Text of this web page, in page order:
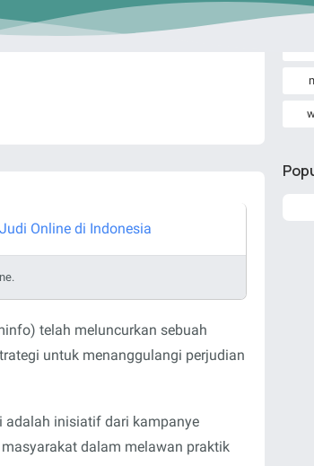
telah meluncurkan sebuah
untuk menanggulangi perjudian
inisiatif dari kampanye
dalam melawan praktik